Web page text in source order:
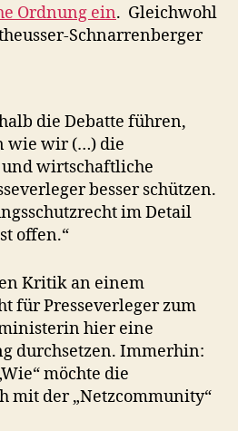
Ordnung ein. Gleichwohl
Schnarrenberger
die Debatte führen,
wie wir (…) die
wirtschaftliche
besser schützen.
im Detail
offen.“
Kritik an einem
für Presseverleger zum
hier eine
durchsetzen. Immerhin:
möchte die
mit der „Netzcommunity“